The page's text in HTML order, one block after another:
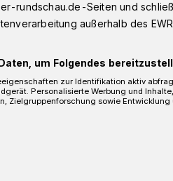
über 20 Jahren
immer
rundschau.de-Seiten und
außerhalb des
um Folgendes
zur Identifikation aktiv
Personalisierte Werbung und
Zielgruppenforschung sowie Entwicklung